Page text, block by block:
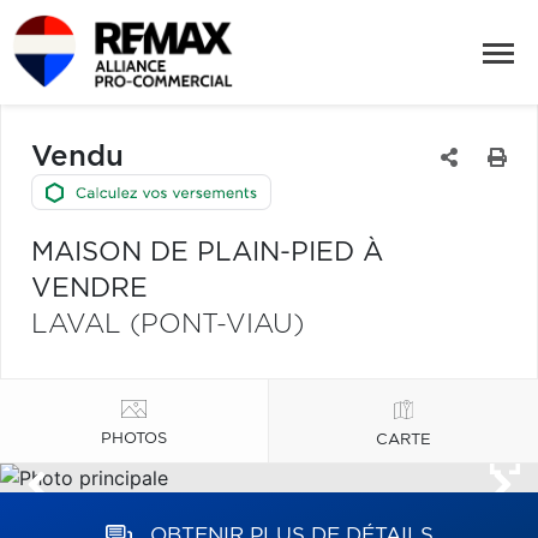
Vendu
MAISON DE PLAIN-PIED À
VENDRE
LAVAL (PONT-VIAU)
PHOTOS CARTE